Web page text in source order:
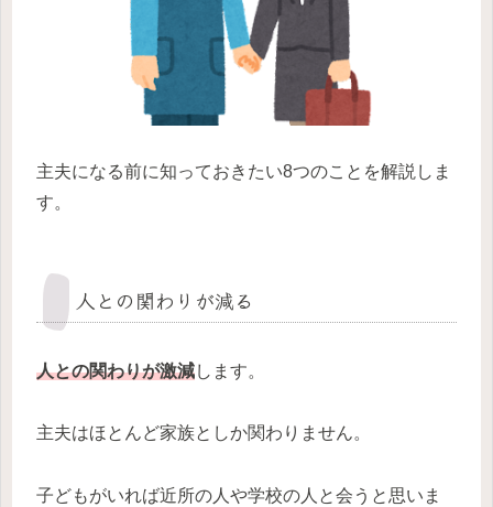
主夫になる前に知っておきたい8つのことを解説しま
す。
人との関わりが減る
人との関わりが激減します。
主夫はほとんど家族としか関わりません。
子どもがいれば近所の人や学校の人と会うと思いま